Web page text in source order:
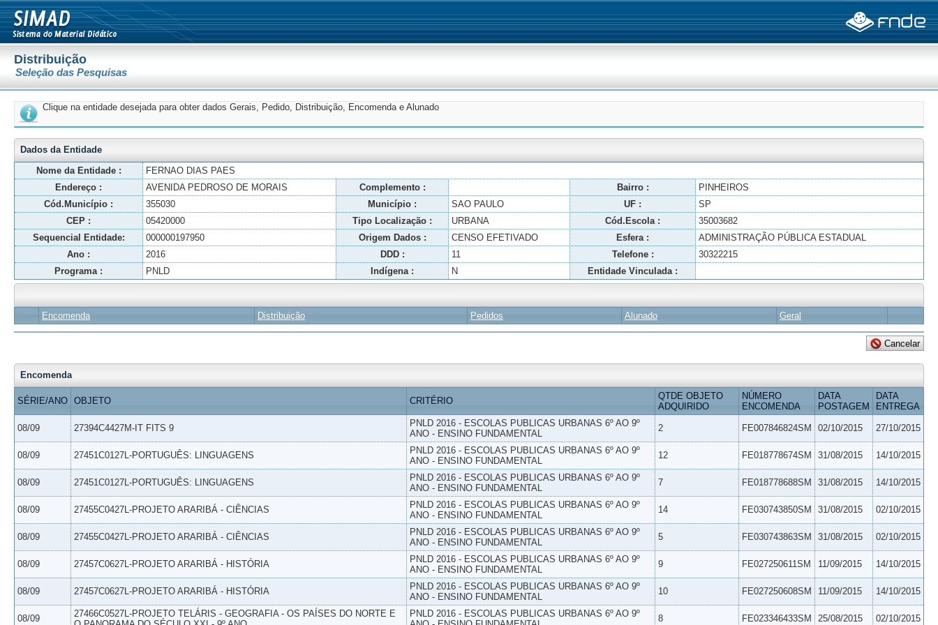
Distribuição
Seleção das Pesquisas
Clique na entidade desejada para obter dados Gerais, Pedido, Distribuição, Encomenda e Alunado
Dados da Entidade
Nome da Entidade :
FERNAO DIAS PAES
Endereço :
AVENIDA PEDROSO DE MORAIS Complemento : Bairro :
PINHEIROS
Cód.Município :
355030 Município : SAO PAULO UF :
SP
CEP :
05420000 Tipo Localização : URBANA Cód.Escola :
35003682
Sequencial Entidade:
000000197950 Origem Dados : CENSO EFETIVADO Esfera :
ADMINISTRAÇÃO PÚBLICA ESTADUAL
Ano :
2016 DDD : 11 Telefone :
30322215
Programa :
PNLD Indígena : N Entidade Vinculada :
Encomenda Distribuição Pedidos Alunado Geral
Encomenda
SÉRIE/ANO OBJETO CRITÉRIO
QTDE OBJETO
ADQUIRIDO
NÚMERO
ENCOMENDA
DATA
POSTAGEM
DATA
ENTREGA
08/09 27394C4427M-IT FITS 9
PNLD 2016 - ESCOLAS PUBLICAS URBANAS 6º AO 9º
ANO - ENSINO FUNDAMENTAL
2 FE007846824SM 02/10/2015 27/10/2015
08/09 27451C0127L-PORTUGUÊS: LINGUAGENS
PNLD 2016 - ESCOLAS PUBLICAS URBANAS 6º AO 9º
ANO - ENSINO FUNDAMENTAL
12 FE018778674SM 31/08/2015 14/10/2015
08/09 27451C0127L-PORTUGUÊS: LINGUAGENS
PNLD 2016 - ESCOLAS PUBLICAS URBANAS 6º AO 9º
ANO - ENSINO FUNDAMENTAL
7 FE018778688SM 31/08/2015 14/10/2015
08/09 27455C0427L-PROJETO ARARIBÁ - CIÊNCIAS
PNLD 2016 - ESCOLAS PUBLICAS URBANAS 6º AO 9º
ANO - ENSINO FUNDAMENTAL
14 FE030743850SM 31/08/2015 02/10/2015
08/09 27455C0427L-PROJETO ARARIBÁ - CIÊNCIAS
PNLD 2016 - ESCOLAS PUBLICAS URBANAS 6º AO 9º
ANO - ENSINO FUNDAMENTAL
5 FE030743863SM 31/08/2015 02/10/2015
08/09 27457C0627L-PROJETO ARARIBÁ - HISTÓRIA
PNLD 2016 - ESCOLAS PUBLICAS URBANAS 6º AO 9º
ANO - ENSINO FUNDAMENTAL
9 FE027250611SM 11/09/2015 14/10/2015
08/09 27457C0627L-PROJETO ARARIBÁ - HISTÓRIA
PNLD 2016 - ESCOLAS PUBLICAS URBANAS 6º AO 9º
ANO - ENSINO FUNDAMENTAL
10 FE027250608SM 11/09/2015 14/10/2015
08/09
27466C0527L-PROJETO TELÁRIS - GEOGRAFIA - OS PAÍSES DO NORTE E
PNLD 2016 - ESCOLAS PUBLICAS URBANAS 6º AO 9º
8 FE023346433SM 25/08/2015 02/10/2015